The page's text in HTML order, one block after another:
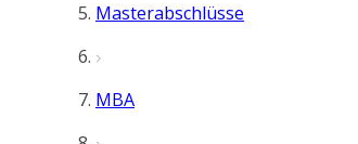
Masterabschlüsse
MBA